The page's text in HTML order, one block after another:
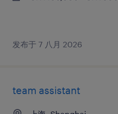
发布于 7 八月 2026
team assistant